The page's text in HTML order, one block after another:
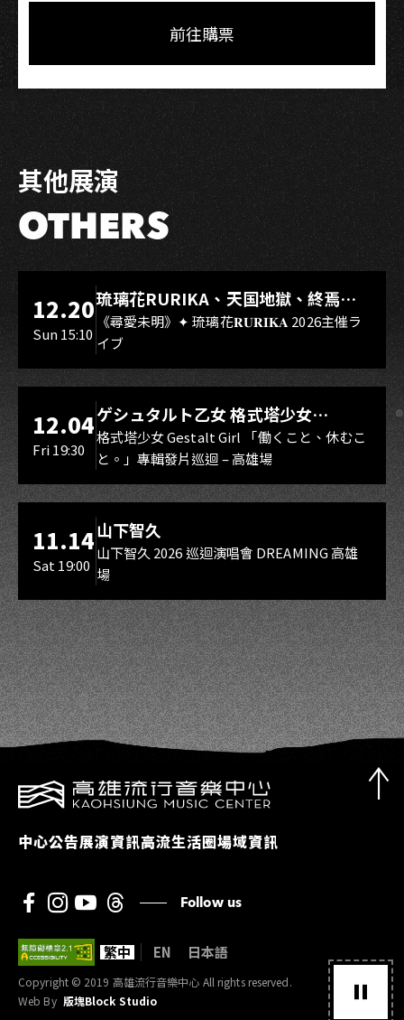
on
on
Link
前往購票
其他展演
OTHERS
LIVE WAREHOUSE 小庫
12.20
Sun 15:10
琉璃花RURIKA、天国地獄、終焉
Rebirth、DUALIA、無我夢中、花奏
スマイル（O.A.）
《尋愛未明》✦ 琉璃花𝐑𝐔𝐑𝐈𝐊𝐀 2026主催ラ
イブ
LIVE WAREHOUSE 小庫
12.04
Fri 19:30
ゲシュタルト乙女 格式塔少女
Gestalt Girl
格式塔少女 Gestalt Girl 「働くこと、休むこ
と。」專輯發片巡迴 – 高雄場
11.14
Sat 19:00
山下智久
山下智久 2026 巡迴演唱會 DREAMING 高雄
場
中心公告展演資訊高流生活圈場域資訊
Follow us
Copyright © 2019 高雄流行音樂中心 All rights reserved.
Web By 版塊Block Studio
繁中 EN 日本語